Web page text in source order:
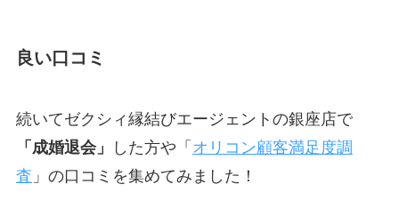
良い口コミ
続いてゼクシィ縁結びエージェントの銀座店で
「成婚退会」
した方や「 オリコン顧客満足度調
査 」の口コミを集めてみました！